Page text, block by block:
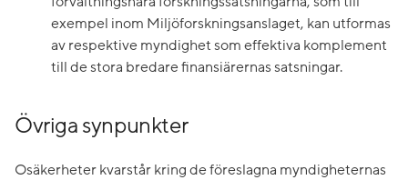
exempel inom Miljöforskningsanslaget, kan utformas
av respektive myndighet som effektiva komplement
till de stora bredare finansiärernas satsningar.
Övriga synpunkter
Osäkerheter kvarstår kring de föreslagna myndigheternas